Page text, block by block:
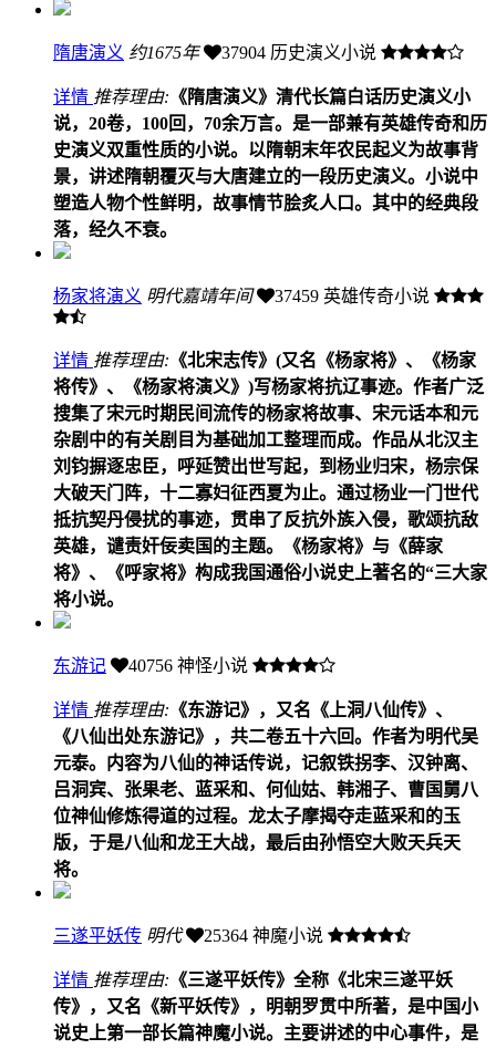
隋唐演义 约1675年 37904 历史演义小说
详情 推荐理由: 《隋唐演义》清代长篇白话历史演义小
说，20卷，100回，70余万言。是一部兼有英雄传奇和历
史演义双重性质的小说。以隋朝末年农民起义为故事背
景，讲述隋朝覆灭与大唐建立的一段历史演义。小说中
塑造人物个性鲜明，故事情节脍炙人口。其中的经典段
落，经久不衰。
杨家将演义 明代嘉靖年间 37459 英雄传奇小说
详情 推荐理由: 《北宋志传》(又名《杨家将》、《杨家
将传》、《杨家将演义》)写杨家将抗辽事迹。作者广泛
搜集了宋元时期民间流传的杨家将故事、宋元话本和元
杂剧中的有关剧目为基础加工整理而成。作品从北汉主
刘钧摒逐忠臣，呼延赞出世写起，到杨业归宋，杨宗保
大破天门阵，十二寡妇征西夏为止。通过杨业一门世代
抵抗契丹侵扰的事迹，贯串了反抗外族入侵，歌颂抗敌
英雄，谴责奸佞卖国的主题。《杨家将》与《薛家
将》、《呼家将》构成我国通俗小说史上著名的“三大家
将小说。
东游记 40756 神怪小说
详情 推荐理由: 《东游记》，又名《上洞八仙传》、
《八仙出处东游记》，共二卷五十六回。作者为明代吴
元泰。内容为八仙的神话传说，记叙铁拐李、汉钟离、
吕洞宾、张果老、蓝采和、何仙姑、韩湘子、曹国舅八
位神仙修炼得道的过程。龙太子摩揭夺走蓝采和的玉
版，于是八仙和龙王大战，最后由孙悟空大败天兵天
将。
三遂平妖传 明代 25364 神魔小说
详情 推荐理由: 《三遂平妖传》全称《北宋三遂平妖
传》，又名《新平妖传》，明朝罗贯中所著，是中国小
说史上第一部长篇神魔小说。主要讲述的中心事件，是